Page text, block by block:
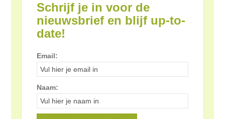
Schrijf je in voor de
nieuwsbrief en blijf up-to-
date!
Email:
Naam: